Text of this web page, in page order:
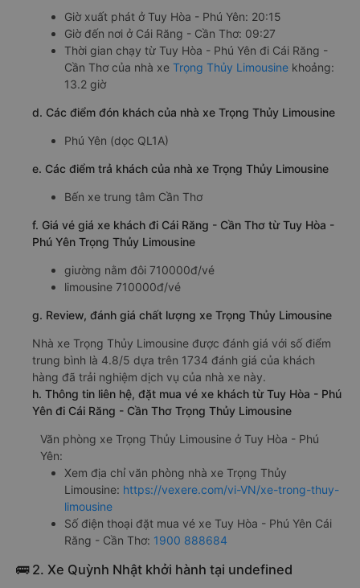
Giờ xuất phát ở Tuy Hòa - Phú Yên: 20:15
Giờ đến nơi ở Cái Răng - Cần Thơ: 09:27
Thời gian chạy từ Tuy Hòa - Phú Yên đi Cái Răng -
Cần Thơ của nhà xe Trọng Thủy Limousine khoảng:
13.2 giờ
d. Các điểm đón khách của nhà xe Trọng Thủy Limousine
Phú Yên (dọc QL1A)
e. Các điểm trả khách của nhà xe Trọng Thủy Limousine
Bến xe trung tâm Cần Thơ
f. Giá vé giá xe khách đi Cái Răng - Cần Thơ từ Tuy Hòa -
Phú Yên Trọng Thủy Limousine
giường nằm đôi 710000đ/vé
limousine 710000đ/vé
g. Review, đánh giá chất lượng xe Trọng Thủy Limousine
Nhà xe Trọng Thủy Limousine được đánh giá với số điểm
trung bình là 4.8/5 dựa trên 1734 đánh giá của khách
hàng đã trải nghiệm dịch vụ của nhà xe này.
h. Thông tin liên hệ, đặt mua vé xe khách từ Tuy Hòa - Phú
Yên đi Cái Răng - Cần Thơ Trọng Thủy Limousine
Văn phòng xe Trọng Thủy Limousine ở Tuy Hòa - Phú
Yên:
Xem địa chỉ văn phòng nhà xe Trọng Thủy
Limousine: https://vexere.com/vi-VN/xe-trong-thuy-
limousine
Số điện thoại đặt mua vé xe Tuy Hòa - Phú Yên Cái
Răng - Cần Thơ: 1900 888684
🚌 2. Xe Quỳnh Nhật khởi hành tại undefined